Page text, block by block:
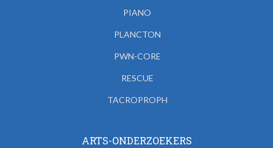
PIANO
PLANCTON
PWN-CORE
RESCUE
TACROPROPH
ARTS-ONDERZOEKERS